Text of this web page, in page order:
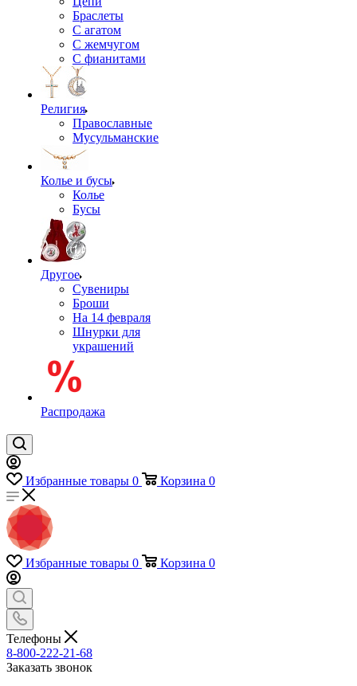
Браслеты
С агатом
С жемчугом
С фианитами
Религия
Православные
Мусульманские
Колье и бусы
Колье
Бусы
Другое
Сувениры
Броши
На 14 февраля
Шнурки для
украшений
Распродажа
Избранные товары 0 Корзина 0
Избранные товары 0 Корзина 0
Телефоны
8-800-222-21-68
Заказать звонок